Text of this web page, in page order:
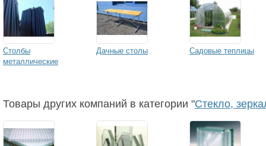
Столбы
металлические
Дачные столы Садовые теплицы
Товары других компаний в категории "Стекло,